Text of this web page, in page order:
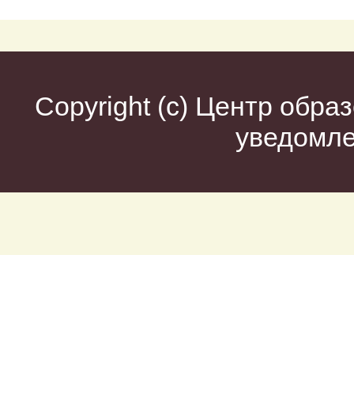
Copyright (c) Центр